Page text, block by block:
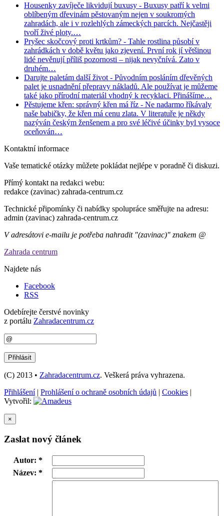
Housenky zavíječe likvidují buxusy - Buxusy patří k velmi
oblíbeným dřevinám pěstovaným nejen v soukromých
zahradách, ale i v rozlehlých zámeckých parcích. Nejčastěji
tvoří živé ploty.…
Pryšec skočcový proti krtkům? - Tahle rostlina působí v
zahrádkách v době květu jako zjevení. První rok jí většinou
lidé nevěnují příliš pozornosti – nijak nevyčnívá. Zato v
druhém…
Darujte paletám další život - Původním posláním dřevěných
palet je usnadnění přepravy nákladů. Ale používat je můžeme
také jako přírodní materiál vhodný k recyklaci. Přinášíme…
Pěstujeme křen: správný křen má říz - Ne nadarmo říkávaly
naše babičky, že křen má cenu zlata. V literatuře je někdy
nazýván českým ženšenem a pro své léčivé účinky byl vysoce
oceňován…
Kontaktní informace
Vaše tematické otázky můžete pokládat nejlépe v poradně či diskuzi.
Přímý kontakt na redakci webu:
redakce (zavinac) zahrada-centrum.cz
Technické připomínky či nabídky spolupráce směřujte na adresu:
admin (zavinac) zahrada-centrum.cz
V adresátovi e-mailu je potřeba nahradit "(zavinac)" znakem @
Zahrada centrum
Najdete nás
Facebook
RSS
Odebírejte čerstvé novinky
z portálu Zahradacentrum.cz
(C) 2013 • Zahradacentrum.cz. Veškerá práva vyhrazena.
Přihlášení| Prohlášení o ochraně osobních údajů | Cookies |
Vytvořil:
×
Zaslat nový článek
Autor: *
Název: *